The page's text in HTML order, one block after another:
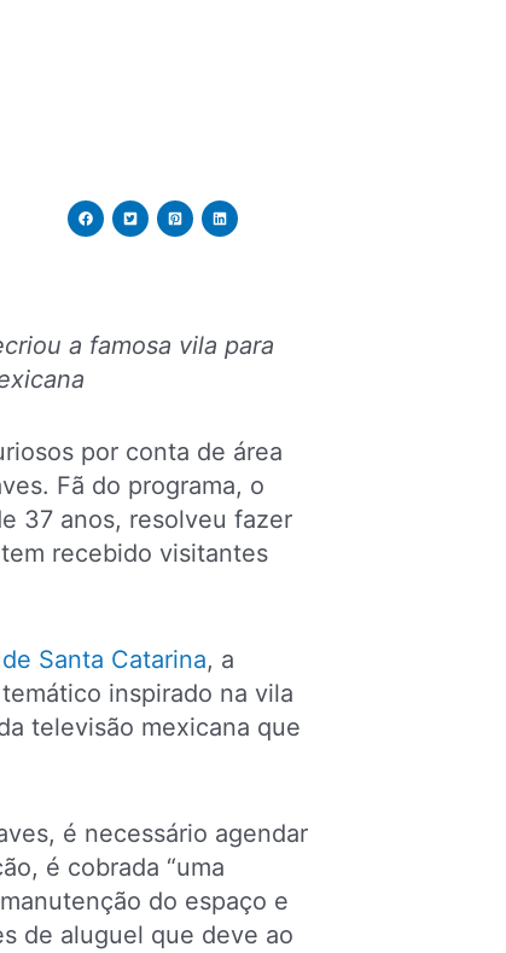
a famosa vila para
por conta de área
Fã do programa, o
37 anos, resolveu fazer
recebido visitantes
Santa Catarina, a
inspirado na vila
televisão mexicana que
é necessário agendar
é cobrada “uma
do espaço e
de aluguel que deve ao